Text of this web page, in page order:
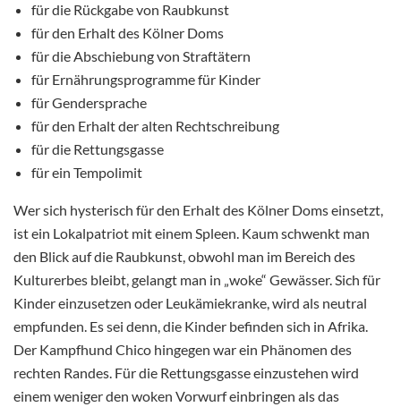
für die Rückgabe von Raubkunst
für den Erhalt des Kölner Doms
für die Abschiebung von Straftätern
für Ernährungsprogramme für Kinder
für Gendersprache
für den Erhalt der alten Rechtschreibung
für die Rettungsgasse
für ein Tempolimit
Wer sich hysterisch für den Erhalt des Kölner Doms einsetzt,
ist ein Lokalpatriot mit einem Spleen. Kaum schwenkt man
den Blick auf die Raubkunst, obwohl man im Bereich des
Kulturerbes bleibt, gelangt man in „woke“ Gewässer. Sich für
Kinder einzusetzen oder Leukämiekranke, wird als neutral
empfunden. Es sei denn, die Kinder befinden sich in Afrika.
Der Kampfhund Chico hingegen war ein Phänomen des
rechten Randes. Für die Rettungsgasse einzustehen wird
einem weniger den woken Vorwurf einbringen als das